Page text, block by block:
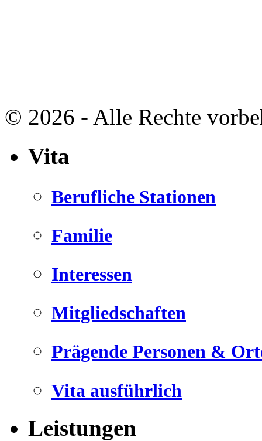
© 2026 - Alle Rechte
Vita
Berufliche Stationen
Familie
Interessen
Mitgliedschaften
Prägende Personen &
Vita ausführlich
Leistungen